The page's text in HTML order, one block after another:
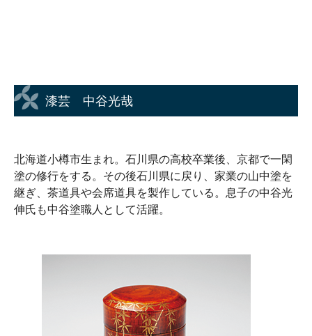
漆芸 中谷光哉
北海道小樽市生まれ。石川県の高校卒業後、京都で一閑
塗の修行をする。その後石川県に戻り、家業の山中塗を
継ぎ、茶道具や会席道具を製作している。息子の中谷光
伸氏も中谷塗職人として活躍。